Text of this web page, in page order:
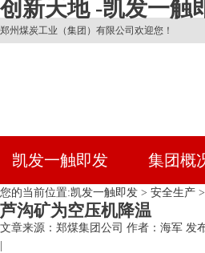
创新天地 -凯发一触
郑州煤炭工业（集团）有限公司欢迎您！
凯发一触即发 集团概
您的当前位置:凯发一触即发 > 安全生产 >
芦沟矿为空压机降温
文章来源：郑煤集团公司 作者：海军 发